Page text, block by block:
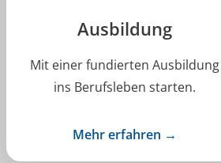
Ausbildung
Mit einer fundierten Ausbildung
ins Berufsleben starten.
Mehr erfahren →